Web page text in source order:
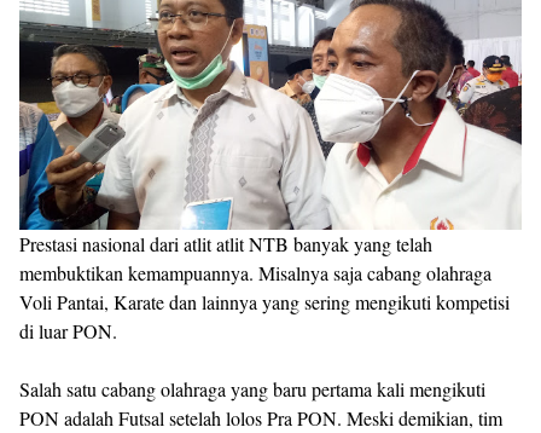
Prestasi nasional dari atlit atlit NTB banyak yang telah
membuktikan kemampuannya. Misalnya saja cabang olahraga
Voli Pantai, Karate dan lainnya yang sering mengikuti kompetisi
di luar PON.
Salah satu cabang olahraga yang baru pertama kali mengikuti
PON adalah Futsal setelah lolos Pra PON. Meski demikian, tim